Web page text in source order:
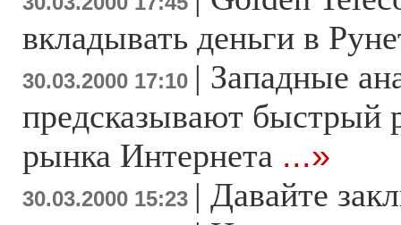
вкладывать деньги в
30.03.2000 17:10 | Западные
предсказывают быстрый
рынка Интернета ...»
30.03.2000 15:23 | Давайте